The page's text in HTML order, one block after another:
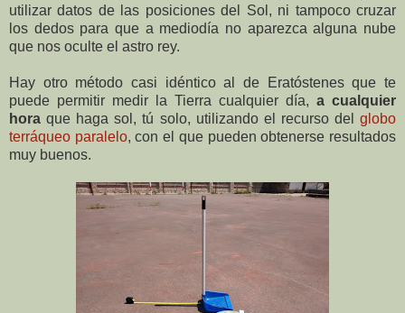
utilizar datos de las posiciones del Sol, ni tampoco cruzar
los dedos para que a mediodía no aparezca alguna nube
que nos oculte el astro rey.
Hay otro método casi idéntico al de Eratóstenes que te
puede permitir medir la Tierra cualquier día, a cualquier
horaque haga sol, tú solo, utilizando el recurso delglobo
terráqueo paralelo, con el que pueden obtenerse resultados
muy buenos.